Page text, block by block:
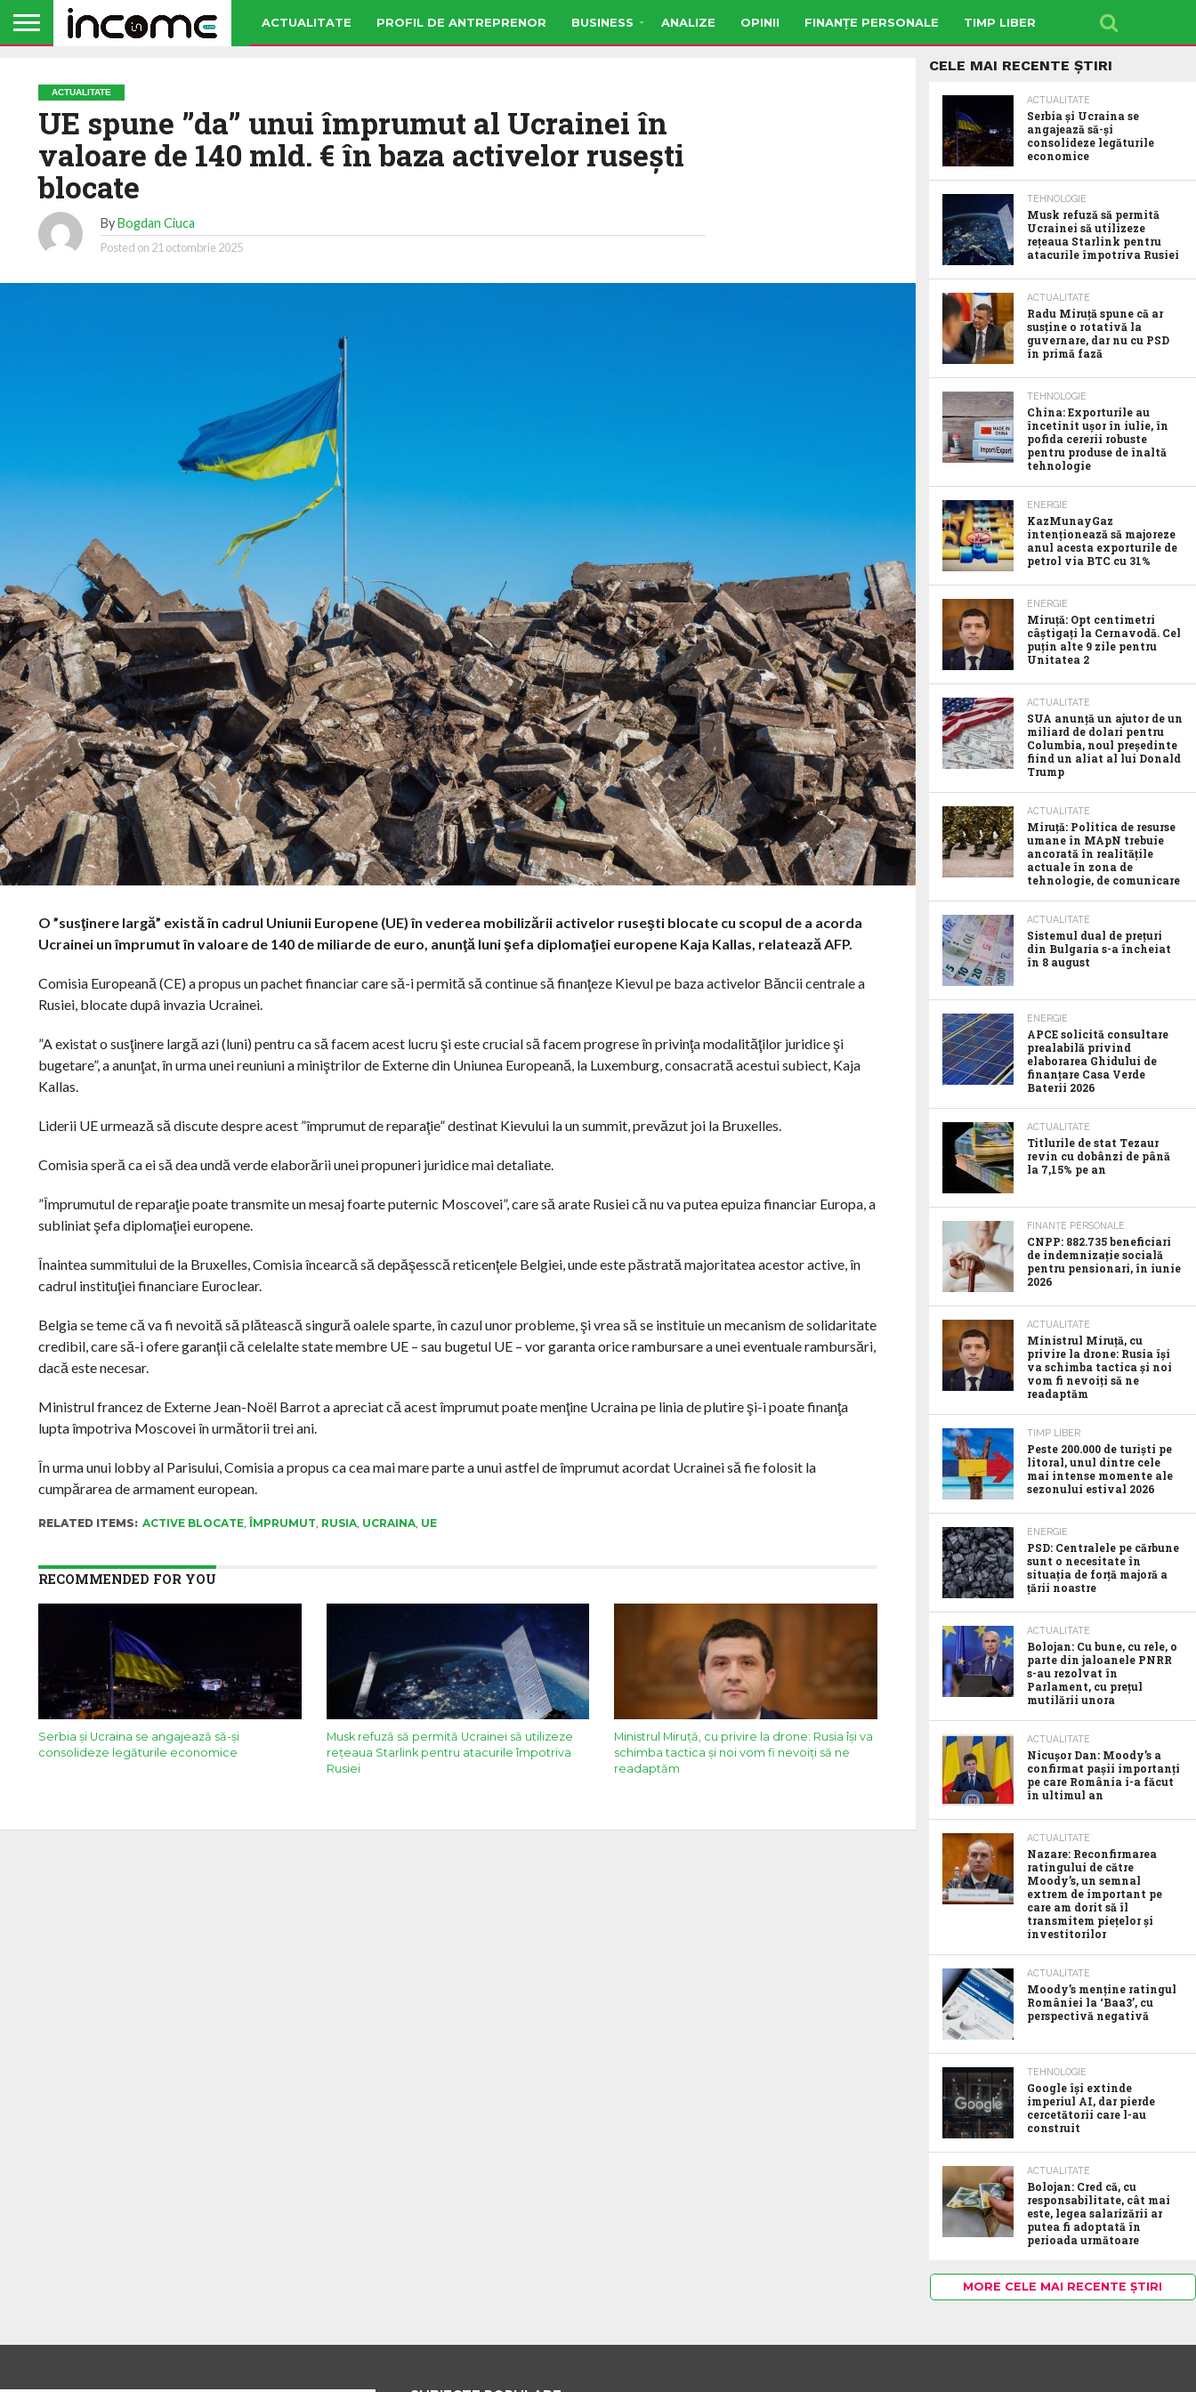
ACTUALITATE PROFIL DE ANTREPRENOR BUSINESS ANALIZE OPINII FINANȚE PERSONALE TIMP LIBER
ACTUALITATE
UE spune ”da” unui împrumut al Ucrainei în
valoare de 140 mld. € în baza activelor ruseşti
blocate
ByBogdan Ciuca
Posted on 21 octombrie 2025
O ”susţinere largă” există în cadrul Uniunii Europene (UE) în vederea mobilizării activelor ruseşti blocate cu scopul de a acorda
Ucrainei un împrumut în valoare de 140 de miliarde de euro, anunţă luni şefa diplomaţiei europene Kaja Kallas, relatează AFP.
Comisia Europeană (CE) a propus un pachet financiar care să-i permită să continue să finanţeze Kievul pe baza activelor Băncii centrale a
Rusiei, blocate dupâ invazia Ucrainei.
”A existat o susţinere largă azi (luni) pentru ca să facem acest lucru şi este crucial să facem progrese în privinţa modalităţilor juridice şi
bugetare”, a anunţat, în urma unei reuniuni a miniştrilor de Externe din Uniunea Europeană, la Luxemburg, consacrată acestui subiect, Kaja
Kallas.
Liderii UE urmează să discute despre acest ”împrumut de reparaţie” destinat Kievului la un summit, prevăzut joi la Bruxelles.
Comisia speră ca ei să dea undă verde elaborării unei propuneri juridice mai detaliate.
”Împrumutul de reparaţie poate transmite un mesaj foarte puternic Moscovei”, care să arate Rusiei că nu va putea epuiza financiar Europa, a
subliniat şefa diplomaţiei europene.
Înaintea summitului de la Bruxelles, Comisia încearcă să depăşesscă reticenţele Belgiei, unde este păstrată majoritatea acestor active, în
cadrul instituţiei financiare Euroclear.
Belgia se teme că va fi nevoită să plătească singură oalele sparte, în cazul unor probleme, şi vrea să se instituie un mecanism de solidaritate
credibil, care să-i ofere garanţii că celelalte state membre UE – sau bugetul UE – vor garanta orice rambursare a unei eventuale rambursări,
dacă este necesar.
Ministrul francez de Externe Jean-Noël Barrot a apreciat că acest împrumut poate menţine Ucraina pe linia de plutire şi-i poate finanţa
lupta împotriva Moscovei în următorii trei ani.
În urma unui lobby al Parisului, Comisia a propus ca cea mai mare parte a unui astfel de împrumut acordat Ucrainei să fie folosit la
cumpărarea de armament european.
RELATED ITEMS: ACTIVE BLOCATE,ÎMPRUMUT, RUSIA, UCRAINA, UE
RECOMMENDED FOR YOU
Serbia şi Ucraina se angajează să-şi
consolideze legăturile economice
Musk refuză să permită Ucrainei să utilizeze
reţeaua Starlink pentru atacurile împotriva
Rusiei
Ministrul Miruță, cu privire la drone: Rusia își va
schimba tactica și noi vom fi nevoiți să ne
readaptăm
CELE MAI RECENTE ȘTIRI
ACTUALITATE
Serbia şi Ucraina se
angajează să-şi
consolideze legăturile
economice
TEHNOLOGIE
Musk refuză să permită
Ucrainei să utilizeze
reţeaua Starlink pentru
atacurile împotriva Rusiei
ACTUALITATE
Radu Miruţă spune că ar
susţine o rotativă la
guvernare, dar nu cu PSD
în primă fază
TEHNOLOGIE
China: Exporturile au
încetinit ușor în iulie, în
pofida cererii robuste
pentru produse de înaltă
tehnologie
ENERGIE
KazMunayGaz
intenționează să majoreze
anul acesta exporturile de
petrol via BTC cu 31%
ENERGIE
Miruță: Opt centimetri
câștigați la Cernavodă. Cel
puțin alte 9 zile pentru
Unitatea 2
ACTUALITATE
SUA anunţă un ajutor de un
miliard de dolari pentru
Columbia, noul preşedinte
fiind un aliat al lui Donald
Trump
ACTUALITATE
Miruță: Politica de resurse
umane în MApN trebuie
ancorată în realitățile
actuale în zona de
tehnologie, de comunicare
ACTUALITATE
Sistemul dual de prețuri
din Bulgaria s-a încheiat
în 8 august
ENERGIE
APCE solicită consultare
prealabilă privind
elaborarea Ghidului de
finanțare Casa Verde
Baterii 2026
ACTUALITATE
Titlurile de stat Tezaur
revin cu dobânzi de până
la 7,15% pe an
FINANȚE PERSONALE
CNPP: 882.735 beneficiari
de indemnizație socială
pentru pensionari, în iunie
2026
ACTUALITATE
Ministrul Miruță, cu
privire la drone: Rusia își
va schimba tactica și noi
vom fi nevoiți să ne
readaptăm
TIMP LIBER
Peste 200.000 de turiști pe
litoral, unul dintre cele
mai intense momente ale
sezonului estival 2026
ENERGIE
PSD: Centralele pe cărbune
sunt o necesitate în
situația de forță majoră a
țării noastre
ACTUALITATE
Bolojan: Cu bune, cu rele, o
parte din jaloanele PNRR
s-au rezolvat în
Parlament, cu prețul
mutilării unora
ACTUALITATE
Nicușor Dan: Moody’s a
confirmat pașii importanți
pe care România i-a făcut
în ultimul an
ACTUALITATE
Nazare: Reconfirmarea
ratingului de către
Moody’s, un semnal
extrem de important pe
care am dorit să îl
transmitem piețelor și
investitorilor
ACTUALITATE
Moody’s menține ratingul
României la ‘Baa3’, cu
perspectivă negativă
TEHNOLOGIE
Google îşi extinde
imperiul AI, dar pierde
cercetătorii care l-au
construit
ACTUALITATE
Bolojan: Cred că, cu
responsabilitate, cât mai
este, legea salarizării ar
putea fi adoptată în
perioada următoare
MORE CELE MAI RECENTE ȘTIRI